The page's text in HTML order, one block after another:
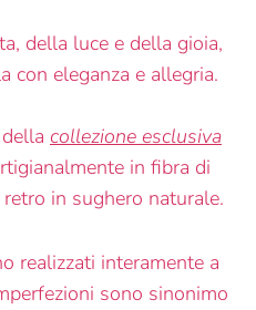
della luce e della gioia,
con eleganza e allegria.
collezione esclusiva
in fibra di
in sughero naturale.
realizzati interamente a
sono sinonimo